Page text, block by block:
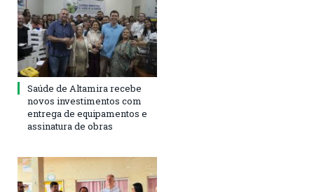
Saúde de Altamira recebe
novos investimentos com
entrega de equipamentos e
assinatura de obras